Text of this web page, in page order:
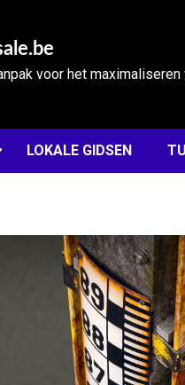
voor het maximaliseren
LOKALE GIDSEN